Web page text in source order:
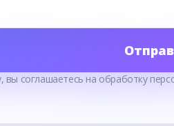
вы соглашаетесь на обработку